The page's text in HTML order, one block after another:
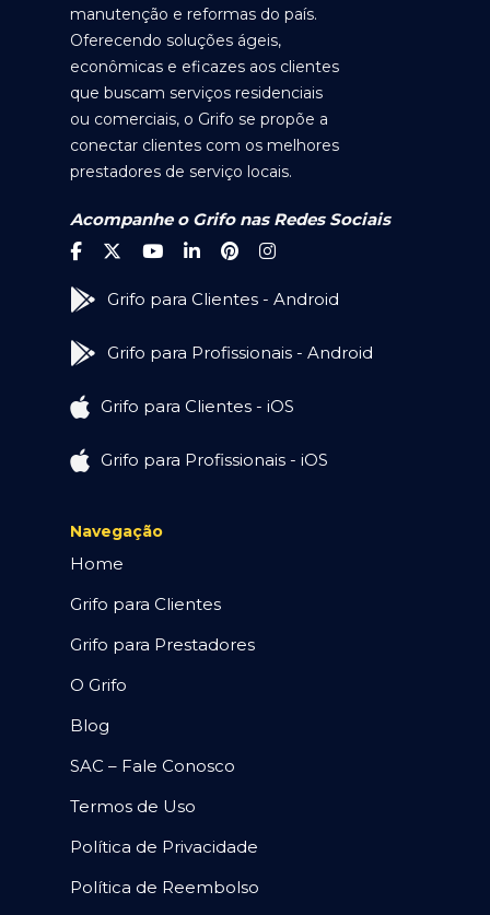
manutenção e reformas do país.
Oferecendo soluções ágeis,
econômicas e eficazes aos clientes
que buscam serviços residenciais
ou comerciais, o Grifo se propõe a
conectar clientes com os melhores
prestadores de serviço locais.
Acompanhe o Grifo nas Redes Sociais
Grifo para Clientes - Android
Grifo para Profissionais - Android
Grifo para Clientes - iOS
Grifo para Profissionais - iOS
Navegação
Home
Grifo para Clientes
Grifo para Prestadores
O Grifo
Blog
SAC – Fale Conosco
Termos de Uso
Política de Privacidade
Política de Reembolso